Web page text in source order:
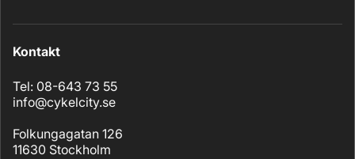
Kontakt
Tel: 08-643 73 55
info@cykelcity.se
Folkungagatan 126
11630 Stockholm